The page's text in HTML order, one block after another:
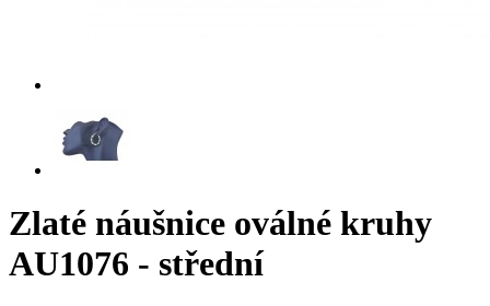
Zlaté náušnice oválné kruhy
AU1076 - střední